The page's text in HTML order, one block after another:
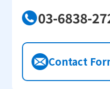
03-6838-
Contact